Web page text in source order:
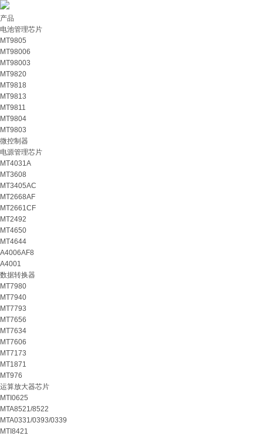
产品
电池管理芯片
MT9805
MT98006
MT98003
MT9820
MT9818
MT9813
MT9811
MT9804
MT9803
微控制器
电源管理芯片
MT4031A
MT3608
MT3405AC
MT2668AF
MT2661CF
MT2492
MT4650
MT4644
A4006AF8
A4001
数据转换器
MT7980
MT7940
MT7793
MT7656
MT7634
MT7606
MT7173
MT1871
MT976
运算放大器芯片
MTI0625
MTA8521/8522
MTA0331/0393/0339
MTI8421